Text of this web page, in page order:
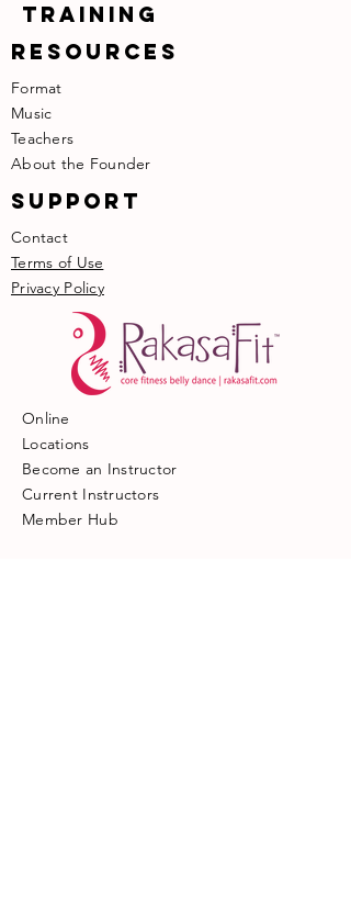
TRAINING
RESOURCES
Format
Music
​Teachers
​About the Founder
SUPPORT
Contact
Terms of Use
Privacy Policy
Online
Locations
Become an Instructor
​Current Instructors
​Member Hub